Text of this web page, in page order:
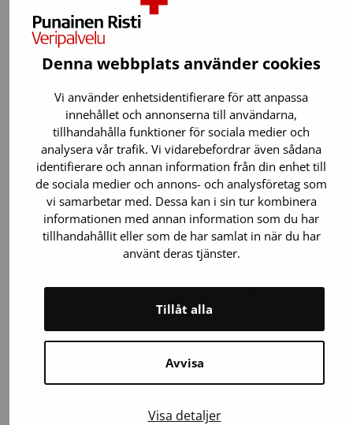
Denna webbplats använder cookies
Vi använder enhetsidentifierare för att anpassa
innehållet och annonserna till användarna,
tillhandahålla funktioner för sociala medier och
analysera vår trafik. Vi vidarebefordrar även sådana
identifierare och annan information från din enhet till
de sociala medier och annons- och analysföretag som
vi samarbetar med. Dessa kan i sin tur kombinera
informationen med annan information som du har
tillhandahållit eller som de har samlat in när du har
använt deras tjänster.
Avvisa
Tillåt alla
Visa detaljer
Nära människorna och vardagen – redan
10 000 blodgivningar i
Blodgivningsbussen
Blodgivningsbussen, som kör runt i
huvudstadsregionen, har nu nått milstolpen
10 000 blodgivningar. Blodgivningsbussen gör
det enkelt att ge blod nära vardagen och
erbjuder en unik miljö för…